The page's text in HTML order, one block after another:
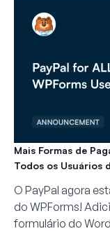
Mais Formas de
Todos os Usuários
O PayPal agora
do WPForms!
formulário do